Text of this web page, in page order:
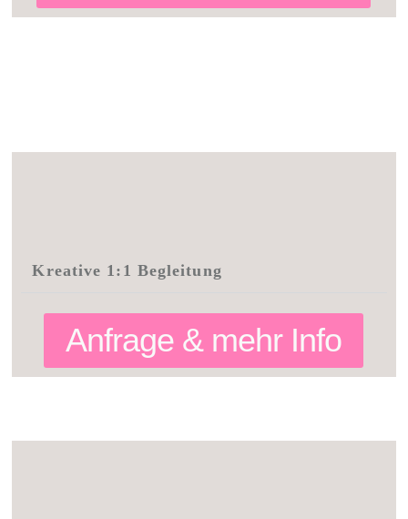
Kreative 1:1 Begleitung
Anfrage & mehr Info